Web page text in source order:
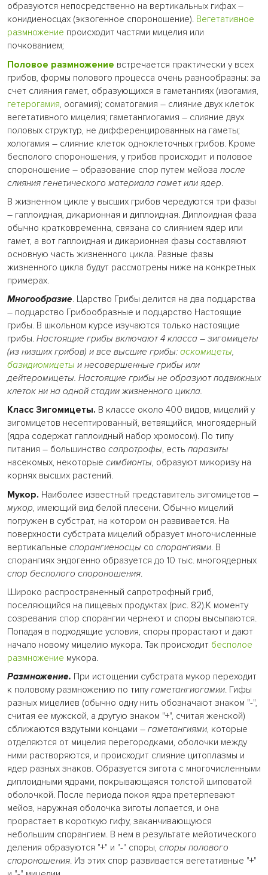
образуются непосредственно на вертикальных гифах –
конидиеносцах (экзогенное спороношение). Вегетативное
размножение происходит частями мицелия или
почкованием;
Половое размножение встречается практически у всех
грибов, формы полового процесса очень разнообразны: за
счет слияния гамет, образующихся в гаметангиях (изогамия,
гетерогамия, оогамия); соматогамия – слияние двух клеток
вегетативного мицелия; гаметангиогамия – слияние двух
половых структур, не дифференцированных на гаметы;
хологамия – слияние клеток одноклеточных грибов. Кроме
бесполого спороношения, у грибов происходит и половое
спороношение – образование спор путем мейоза после
слияния генетического материала гамет или ядер.
В жизненном цикле у высших грибов чередуются три фазы
– гаплоидная, дикарионная и диплоидная. Диплоидная фаза
обычно кратковременна, связана со слиянием ядер или
гамет, а вот гаплоидная и дикарионная фазы составляют
основную часть жизненного цикла. Разные фазы
жизненного цикла будут рассмотрены ниже на конкретных
примерах.
Многообразие. Царство Грибы делится на два подцарства
– подцарство Грибообразные и подцарство Настоящие
грибы. В школьном курсе изучаются только настоящие
грибы. Настоящие грибы включают 4 класса – зигомицеты
(из низших грибов) и все высшие грибы: аскомицеты,
базидиомицеты и несовершенные грибы или
дейтеромицеты. Настоящие грибы не образуют подвижных
клеток ни на одной стадии жизненного цикла.
Класс Зигомицеты. В классе около 400 видов, мицелий у
зигомицетов несептированный, ветвящийся, многоядерный
(ядра содержат гаплоидный набор хромосом). По типу
питания – большинство сапротрофы, есть паразиты
насекомых, некоторые симбионты, образуют микоризу на
корнях высших растений.
Мукор. Наиболее известный представитель зигомицетов –
мукор, имеющий вид белой плесени. Обычно мицелий
погружен в субстрат, на котором он развивается. На
поверхности субстрата мицелий образует многочисленные
вертикальные спорангиеносцы со спорангиями. В
спорангиях эндогенно образуется до 10 тыс. многоядерных
спор бесполого спороношения.
Широко распространенный сапротрофный гриб,
поселяющийся на пищевых продуктах (рис. 82).К моменту
созревания спор спорангии чернеют и споры высыпаются.
Попадая в подходящие условия, споры прорастают и дают
начало новому мицелию мукора. Так происходит бесполое
размножение мукора.
Размножение. При истощении субстрата мукор переходит
к половому размножению по типугаметангиогамии. Гифы
разных мицелиев (обычно одну нить обозначают знаком "-",
считая ее мужской, а другую знаком "+", считая женской)
сближаются вздутыми концами – гаметангиями, которые
отделяются от мицелия перегородками, оболочки между
ними растворяются, и происходит слияние цитоплазмы и
ядер разных знаков. Образуется зигота с многочисленными
диплоидными ядрами, покрывающаяся толстой шиповатой
оболочкой. После периода покоя ядра претерпевают
мейоз, наружная оболочка зиготы лопается, и она
прорастает в короткую гифу, заканчивающуюся
небольшим спорангием. В нем в результате мейотического
деления образуются "+" и "-" споры, споры полового
спороношения. Из этих спор развивается вегетативные "+"